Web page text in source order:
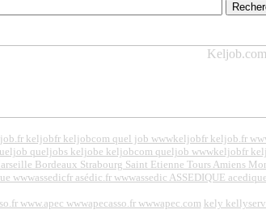
keljobfr keljobcom quel job wwwkeljobfr keljob.fr
queljobs keljobe keljobcom queljob wwwkeljobfr
Bordeaux Strabourg Saint Etienne Tours Amiens
wwwassedicfr asédic.fr wwwassedic ASSEDIQUE
www.apec wwwapecasso.fr wwwapec.com kely